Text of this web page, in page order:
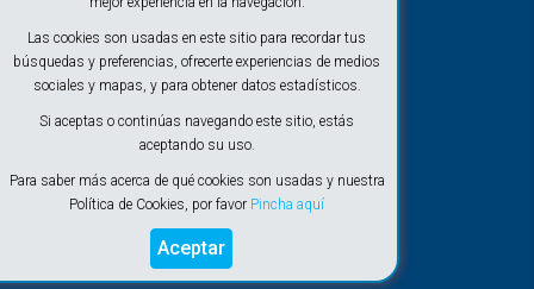
Las cookies son usadas en este sitio para recordar tus
búsquedas y preferencias, ofrecerte experiencias de medios
sociales y mapas, y para obtener datos estadísticos.
Si aceptas o continúas navegando este sitio, estás
aceptando su uso.
Para saber más acerca de qué cookies son usadas y nuestra
Política de Cookies, por favor Pincha aquí
Aceptar